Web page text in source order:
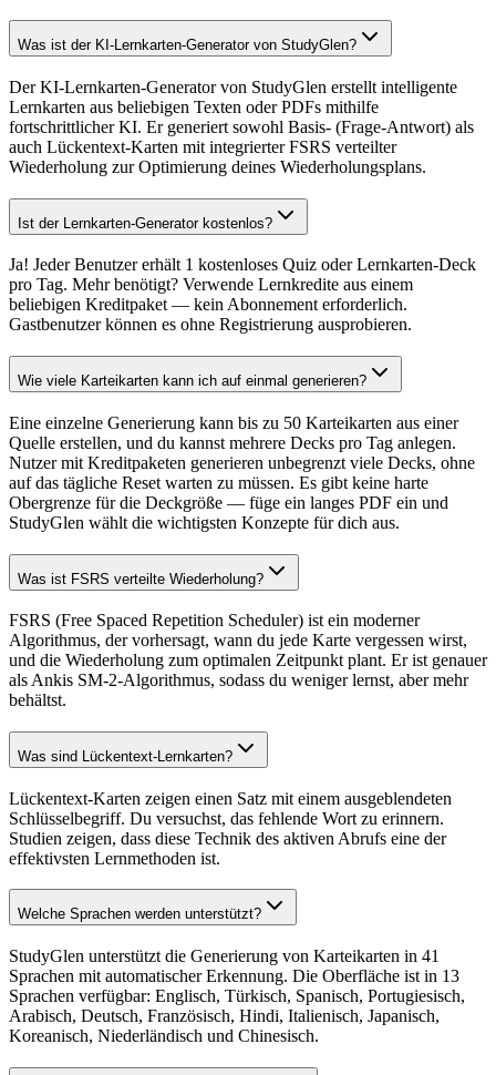
Was ist der KI-Lernkarten-Generator von StudyGlen?
Der KI-Lernkarten-Generator von StudyGlen erstellt intelligente
Lernkarten aus beliebigen Texten oder PDFs mithilfe
fortschrittlicher KI. Er generiert sowohl Basis- (Frage-Antwort) als
auch Lückentext-Karten mit integrierter FSRS verteilter
Wiederholung zur Optimierung deines Wiederholungsplans.
Ist der Lernkarten-Generator kostenlos?
Ja! Jeder Benutzer erhält 1 kostenloses Quiz oder Lernkarten-Deck
pro Tag. Mehr benötigt? Verwende Lernkredite aus einem
beliebigen Kreditpaket — kein Abonnement erforderlich.
Gastbenutzer können es ohne Registrierung ausprobieren.
Wie viele Karteikarten kann ich auf einmal generieren?
Eine einzelne Generierung kann bis zu 50 Karteikarten aus einer
Quelle erstellen, und du kannst mehrere Decks pro Tag anlegen.
Nutzer mit Kreditpaketen generieren unbegrenzt viele Decks, ohne
auf das tägliche Reset warten zu müssen. Es gibt keine harte
Obergrenze für die Deckgröße — füge ein langes PDF ein und
StudyGlen wählt die wichtigsten Konzepte für dich aus.
Was ist FSRS verteilte Wiederholung?
FSRS (Free Spaced Repetition Scheduler) ist ein moderner
Algorithmus, der vorhersagt, wann du jede Karte vergessen wirst,
und die Wiederholung zum optimalen Zeitpunkt plant. Er ist genauer
als Ankis SM-2-Algorithmus, sodass du weniger lernst, aber mehr
behältst.
Was sind Lückentext-Lernkarten?
Lückentext-Karten zeigen einen Satz mit einem ausgeblendeten
Schlüsselbegriff. Du versuchst, das fehlende Wort zu erinnern.
Studien zeigen, dass diese Technik des aktiven Abrufs eine der
effektivsten Lernmethoden ist.
Welche Sprachen werden unterstützt?
StudyGlen unterstützt die Generierung von Karteikarten in 41
Sprachen mit automatischer Erkennung. Die Oberfläche ist in 13
Sprachen verfügbar: Englisch, Türkisch, Spanisch, Portugiesisch,
Arabisch, Deutsch, Französisch, Hindi, Italienisch, Japanisch,
Koreanisch, Niederländisch und Chinesisch.